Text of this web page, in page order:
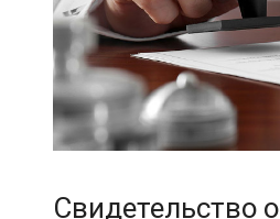
Свидетельство о